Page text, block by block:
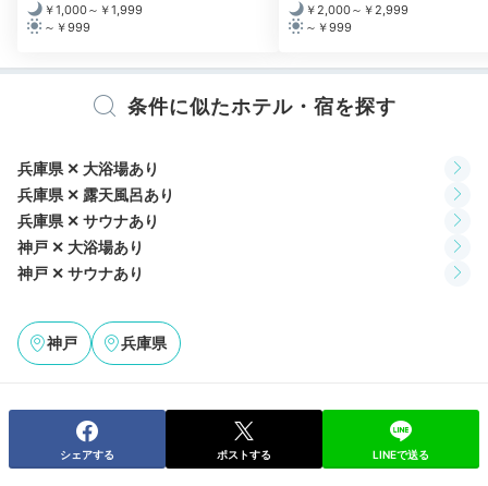
ェスタイルです。ご飯に合う煮物やお総菜などの和食
と、クロワッサン、卵料理、肉料理など洋食もあり！美
味しいと評判なので、ぜひ朝食付きプランを。
hatsuki2039
朝はゆっくり起きてお部屋でコーヒーをいただきました。当日に行
￥1,000～￥1,999
～￥999
￥2,000～￥2,999
～￥999
条件に似たホテル・宿を探す
兵庫県 ✕ 大浴場あり
兵庫県 ✕ 露天風呂あり
兵庫県 ✕ サウナあり
神戸 ✕ 大浴場あり
神戸 ✕ サウナあり
神戸 兵庫県
シェアする ポストする LINEで送る